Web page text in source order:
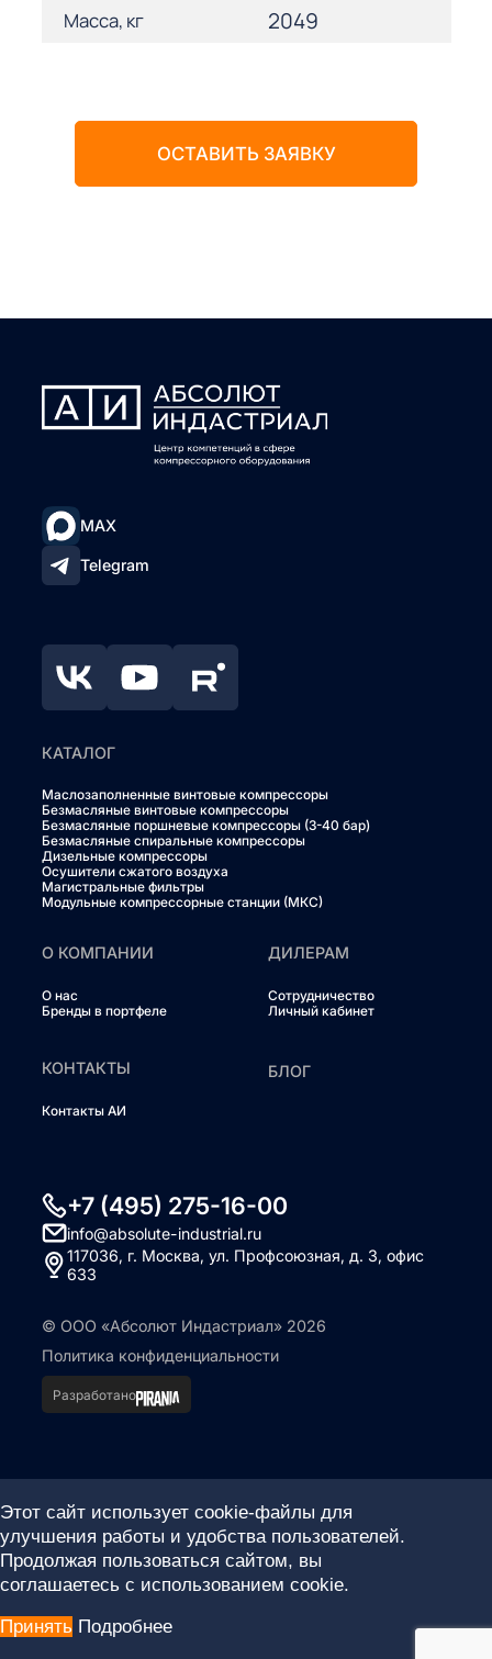
Масса, кг 2049
ОСТАВИТЬ ЗАЯВКУ
MAX
Telegram
КАТАЛОГ
Маслозаполненные винтовые компрессоры
Безмасляные винтовые компрессоры
Безмасляные поршневые компрессоры (3-40 бар)
Безмасляные спиральные компрессоры
Дизельные компрессоры
Осушители сжатого воздуха
Магистральные фильтры
Модульные компрессорные станции (МКС)
О КОМПАНИИ
О нас
Бренды в портфеле
ДИЛЕРАМ
Сотрудничество
Личный кабинет
КОНТАКТЫ
Контакты АИ
БЛОГ
+7 (495) 275-16-00
info@absolute-industrial.ru
117036, г. Москва, ул. Профсоюзная, д. 3, офис
633
© ООО «Абсолют Индастриал» 2026
Политика конфиденциальности
Разработано
Этот сайт использует cookie-файлы для
улучшения работы и удобства пользователей.
Продолжая пользоваться сайтом, вы
соглашаетесь с использованием cookie.
Принять Подробнее